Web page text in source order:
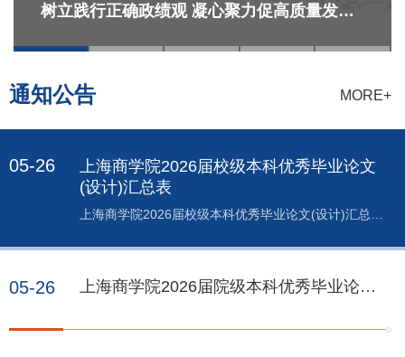
树立践行正确政绩观 凝心聚力促高质量发展-
MORE+
通知公告
05-26
上海商学院2026届校级本科优秀毕业论文
(设计)汇总表
上海商学院2026届校级本科优秀毕业论文(设计)汇总表
22204040229 张可薰 抖音美妆直播中网红特征对顾客
视角 零售业管理 22207040208 黄佳美 基于 ECSI 模型
05-26
上海商学院2026届院级本科优秀毕业论文